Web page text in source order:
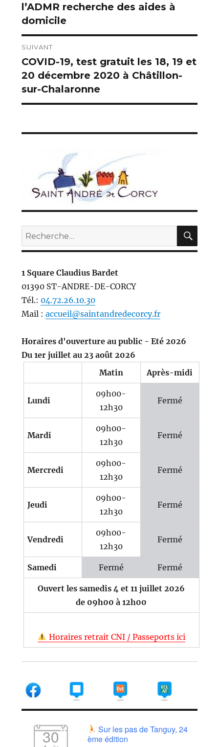
de
l’article
Publication
précédente :
l’ADMR recherche des aides à
domicile
SUIVANT
Publication
suivante :
COVID-19, test gratuit les 18, 19 et
20 décembre 2020 à Châtillon-
sur-Chalaronne
Recherche
pour :
1 Square Claudius Bardet
01390 ST-ANDRE-DE-CORCY
Tél.: 04.72.26.10.30
Mail : accueil@saintandredecorcy.fr
Horaires d'ouverture au public - Eté 2026
Du 1er juillet au 23 août 2026
Matin
Après-midi
Lundi
09h00-
12h30
Fermé
Mardi
09h00-
12h30
Fermé
Mercredi
09h00-
12h30
Fermé
Jeudi
09h00-
12h30
Fermé
Vendredi
09h00-
12h30
Fermé
Samedi Fermé Fermé
Ouvert les samedis 4 et 11 juillet 2026
de 09h00 à 12h00
Horaires retrait CNI / Passeports ici
30
Sur les pas de Tanguy, 24
ème édition